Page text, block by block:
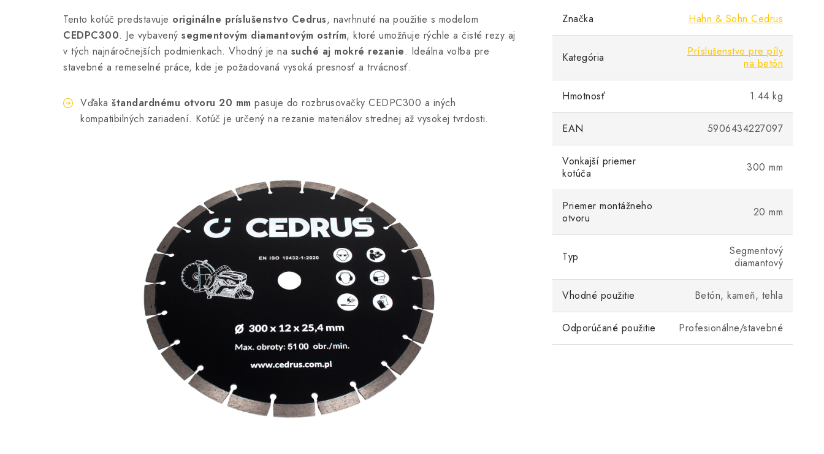
Tento kotúč predstavuje originálne príslušenstvo Cedrus, navrhnuté na použitie s modelom
CEDPC300. Je vybavený segmentovým diamantovým ostrím, ktoré umožňuje rýchle a čisté rezy aj
v tých najnáročnejších podmienkach. Vhodný je na suché aj mokré rezanie. Ideálna voľba pre
stavebné a remeselné práce, kde je požadovaná vysoká presnosť a trvácnosť.
Vďaka štandardnému otvoru 20 mm pasuje do rozbrusovačky CEDPC300 a iných
kompatibilných zariadení. Kotúč je určený na rezanie materiálov strednej až vysokej tvrdosti.
Značka Hahn & Sohn Cedrus
Kategória
Príslušenstvo pre píly
na betón
Hmotnosť 1.44 kg
EAN 5906434227097
Vonkajší priemer
kotúča
300 mm
Priemer montážneho
otvoru
20 mm
Typ
Segmentový
diamantový
Vhodné použitie Betón, kameň, tehla
Odporúčané použitie Profesionálne/stavebné